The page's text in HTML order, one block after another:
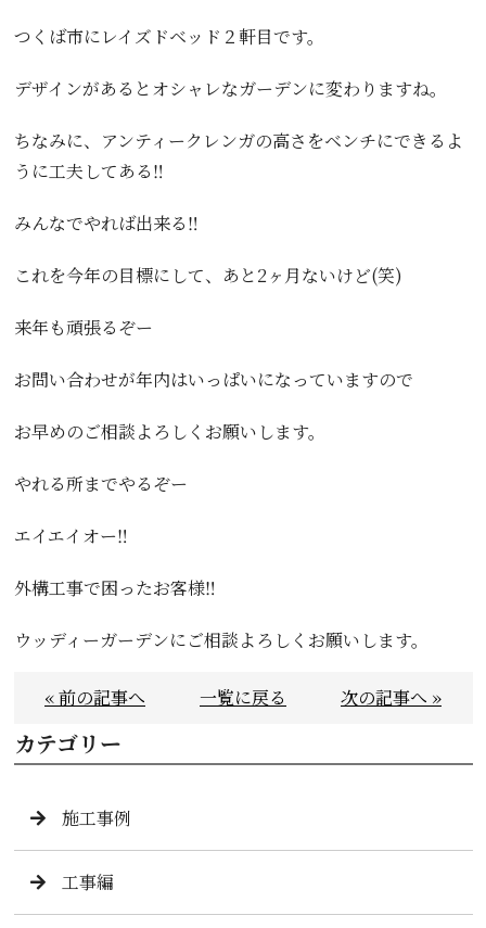
つくば市にレイズドベッド２軒目です。
デザインがあるとオシャレなガーデンに変わりますね。
ちなみに、アンティークレンガの高さをベンチにできるよ
うに工夫してある‼️
みんなでやれば出来る‼️
これを今年の目標にして、あと2ヶ月ないけど(笑)
来年も頑張るぞー
お問い合わせが年内はいっぱいになっていますので
お早めのご相談よろしくお願いします。
やれる所までやるぞー
エイエイオー‼️
外構工事で困ったお客様‼️
ウッディーガーデンにご相談よろしくお願いします。
« 前の記事へ 一覧に戻る 次の記事へ »
カテゴリー
施工事例
工事編